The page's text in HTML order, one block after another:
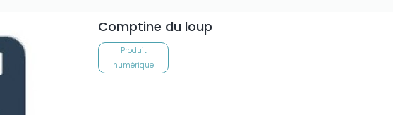
Comptine du loup
Produit
numérique